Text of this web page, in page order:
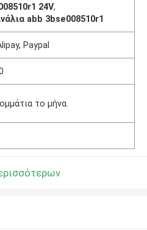
24V,
abb 3bse008510r1
Paypal
το μήνα.